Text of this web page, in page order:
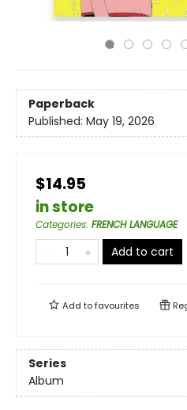
Paperback
Published: May 19, 2026
$14.95
in store
Categories: FRENCH LANGUAGE
Add to cart
Add tofavourites
Series
Album